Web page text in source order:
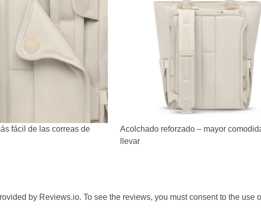
fácil de las correas de
Acolchado reforzado – mayor
llevar
by Reviews.io. To see the reviews, you must consent to the use